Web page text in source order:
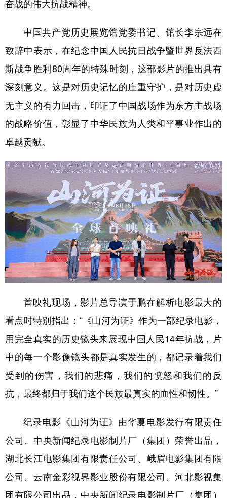
奋战的伟大抗战精神。
中国共产党历史展览馆党委书记、馆长李宗远在
致辞中表示，在纪念中国人民抗日战争暨世界反法西
斯战争胜利80周年的特殊时刻，这部影片的推出具有
深刻意义。这是对历史记忆的庄重守护，是对历史虚
无主义的有力回击，印证了中国战场作为东方主战场
的战略价值，彰显了中华民族为人类和平事业作出的
卓越贡献。
首映礼现场，影片总导演于鹏在解析电影最大的
看点时特别指出：“《山河为证》作为一部纪录电影，
用完全真实的历史镜头来展现中国人民14年抗战，片
中的每一个影像镜头都是真实发生的，都记录着我们
受到的伤害，我们的悲痛，我们的愤怒和我们的反
抗，最终都归于我们这个民族最真实的血性和韧性。”
纪录电影《山河为证》由华夏电影发行有限责任
公司、中央新闻纪录电影制片厂（集团）荣誉出品，
湖北长江电影集团有限责任公司、峨眉电影集团有限
公司、云南金彩视界影业股份有限公司、河北影视集
团有限公司出品，中央新闻纪录电影制片厂（集团）